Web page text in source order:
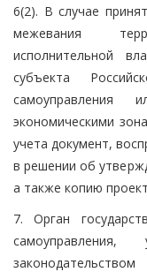
6(2). В случае
межевания
исполнительной
субъекта
самоуправления
экономическими
учета документ,
в решении об
а также копию
7. Орган